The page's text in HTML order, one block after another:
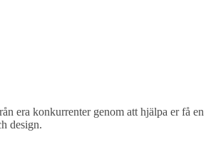
era konkurrenter genom att hjälpa er få en
design.